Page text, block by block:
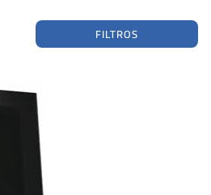
FILTROS